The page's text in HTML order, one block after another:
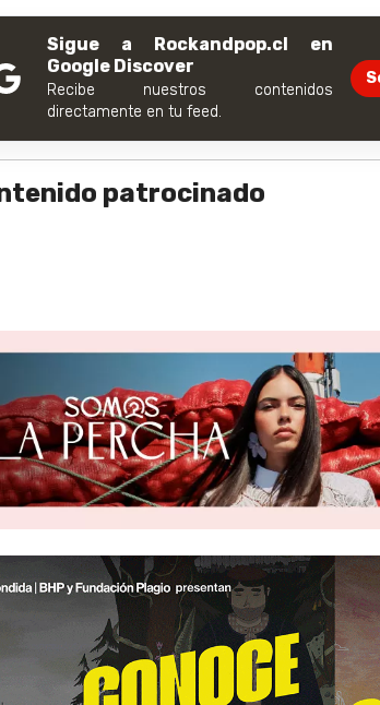
Sigue a Rockandpop.cl en
Google Discover
Recibe nuestros contenidos
directamente en tu feed.
patrocinado